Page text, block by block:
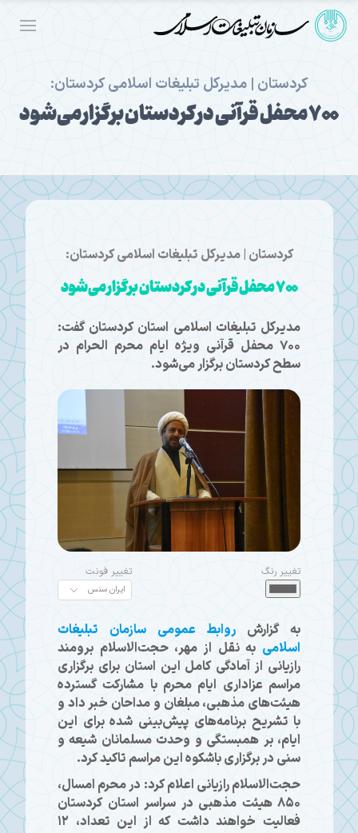
کردستان | مدیرکل تبلیغات اسلامی کردستان:
۷۰۰ محفل قرآنی در کردستان برگزار می‌شود
کردستان | مدیرکل تبلیغات اسلامی کردستان:
۷۰۰ محفل قرآنی در کردستان برگزار می‌شود
مدیرکل تبلیغات اسلامی استان کردستان گفت:
۷۰۰ محفل قرآنی ویژه ایام محرم الحرام در
سطح کردستان برگزار می‌شود.
تغییر رنگ تغییر فونت
به گزارش روابط عمومی سازمان تبلیغات
اسلامی به نقل از مهر، حجت‌الاسلام برومند
رازیانی از آمادگی کامل این استان برای برگزاری
مراسم عزاداری ایام محرم با مشارکت گسترده
هیئت‌های مذهبی، مبلغان و مداحان خبر داد و
با تشریح برنامه‌های پیش‌بینی شده برای این
ایام، بر همبستگی و وحدت مسلمانان شیعه و
سنی در برگزاری باشکوه این مراسم تاکید کرد.
حجت‌الاسلام رازیانی اعلام کرد: در محرم امسال،
۸۵۰ هیئت مذهبی در سراسر استان کردستان
فعالیت خواهند داشت که از این تعداد، ۱۲